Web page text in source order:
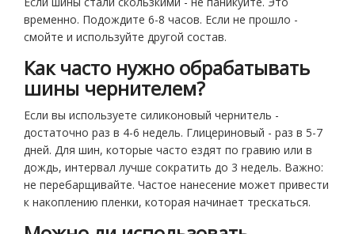
временно. Подождите 6-8 часов. Если не прошло -
смойте и используйте другой состав.
Как часто нужно обрабатывать
шины чернителем?
Если вы используете силиконовый чернитель -
достаточно раз в 4-6 недель. Глицериновый - раз в 5-7
дней. Для шин, которые часто ездят по гравию или в
дождь, интервал лучше сократить до 3 недель. Важно:
не перебарщивайте. Частое нанесение может привести
к накоплению пленки, которая начинает трескаться.